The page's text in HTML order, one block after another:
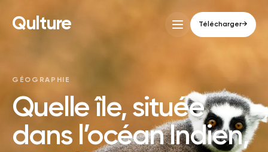
Qulture Télécharger→
GÉOGRAPHIE
Quelle île, située
dans l’océan Indien,